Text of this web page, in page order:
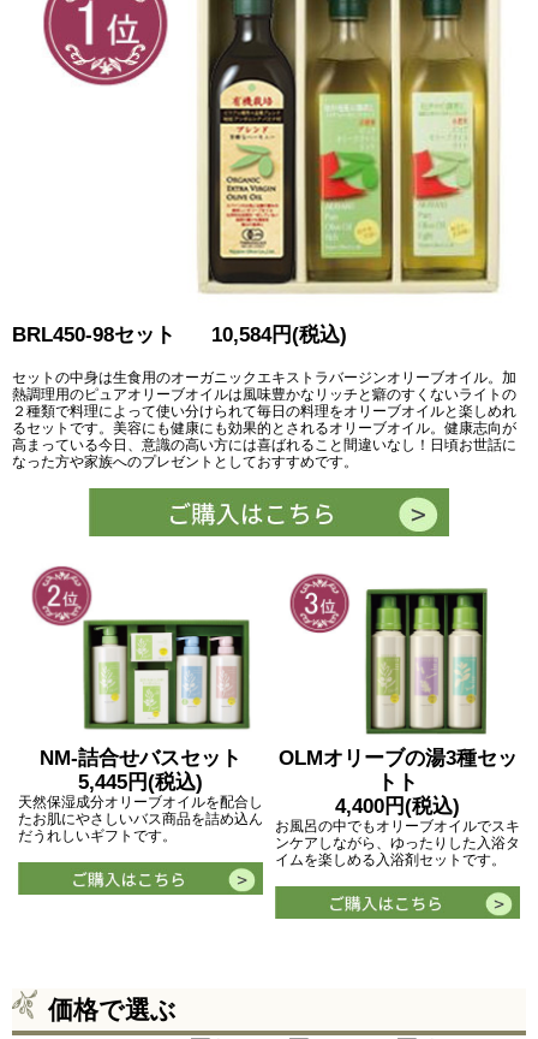
BRL450-98セット 10,584円(税込)
セットの中身は生食用のオーガニックエキストラバージンオリーブオイル。加
熱調理用のピュアオリーブオイルは風味豊かなリッチと癖のすくないライトの
２種類で料理によって使い分けられて毎日の料理をオリーブオイルと楽しめれ
るセットです。美容にも健康にも効果的とされるオリーブオイル。健康志向が
高まっている今日、意識の高い方には喜ばれること間違いなし！日頃お世話に
なった方や家族へのプレゼントとしておすすめです。
NM-詰合せバスセット
5,445円(税込)
天然保湿成分オリーブオイルを配合し
たお肌にやさしいバス商品を詰め込ん
だうれしいギフトです。
OLMオリーブの湯3種セッ
トト
4,400円(税込)
お風呂の中でもオリーブオイルでスキ
ンケアしながら、ゆったりした入浴タ
イムを楽しめる入浴剤セットです。
価格で選ぶ